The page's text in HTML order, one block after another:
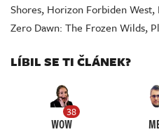
Shores, Horizon Forbiden West,
Zero Dawn: The Frozen Wilds,
LÍBIL SE TI ČLÁNEK?
38
WOW